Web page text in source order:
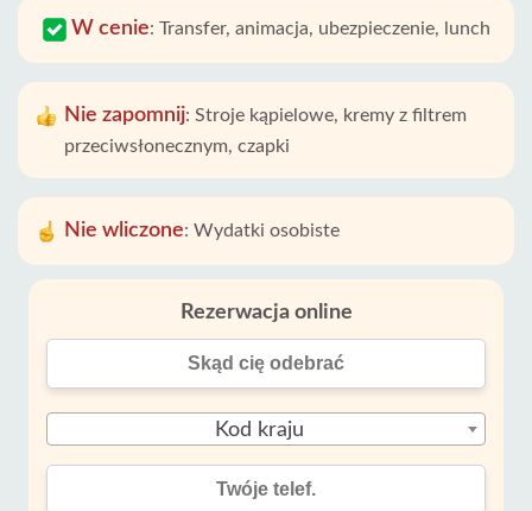
W cenie: Transfer, animacja, ubezpieczenie, lunch
Nie zapomnij: Stroje kąpielowe, kremy z filtrem
przeciwsłonecznym, czapki
Nie wliczone: Wydatki osobiste
Rezerwacja online
Kod kraju